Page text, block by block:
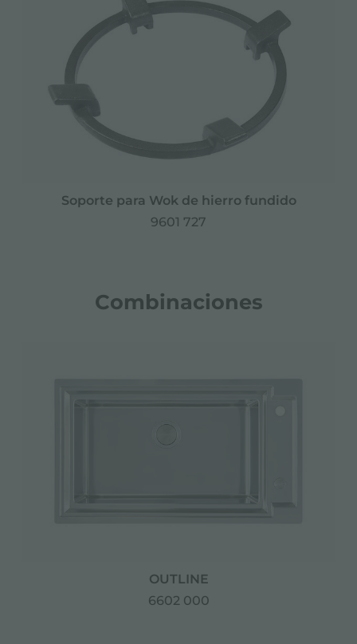
Soporte para Wok de hierro fundido
9601 727
Combinaciones
OUTLINE
6602 000